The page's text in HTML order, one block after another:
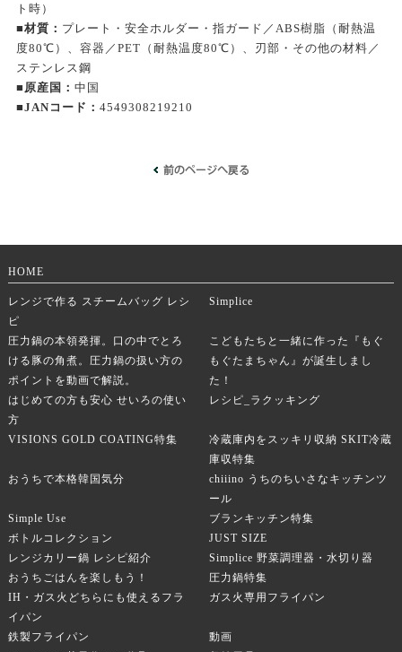
ト時）
■材質： プレート・安全ホルダー・指ガード／ABS樹脂（耐熱温
度80℃）、容器／PET（耐熱温度80℃）、刃部・その他の材料／
ステンレス鋼
■原産国： 中国
■JANコード： 4549308219210
HOME
レンジで作る スチームバッグ レシ
ピ
Simplice
圧力鍋の本領発揮。口の中でとろ
ける豚の角煮。圧力鍋の扱い方の
ポイントを動画で解説。
こどもたちと一緒に作った『もぐ
もぐたまちゃん』が誕生しまし
た！
はじめての方も安心 せいろの使い
方
レシピ_ラクッキング
VISIONS GOLD COATING特集
冷蔵庫内をスッキリ収納 SKIT冷蔵
庫収特集
おうちで本格韓国気分
chiiino うちのちいさなキッチンツ
ール
Simple Use
ブランキッチン特集
ボトルコレクション
JUST SIZE
レンジカリー鍋 レシピ紹介
Simplice 野菜調理器・水切り器
おうちごはんを楽しもう！
圧力鍋特集
IH・ガス火どちらにも使えるフラ
イパン
ガス火専用フライパン
鉄製フライパン
動画